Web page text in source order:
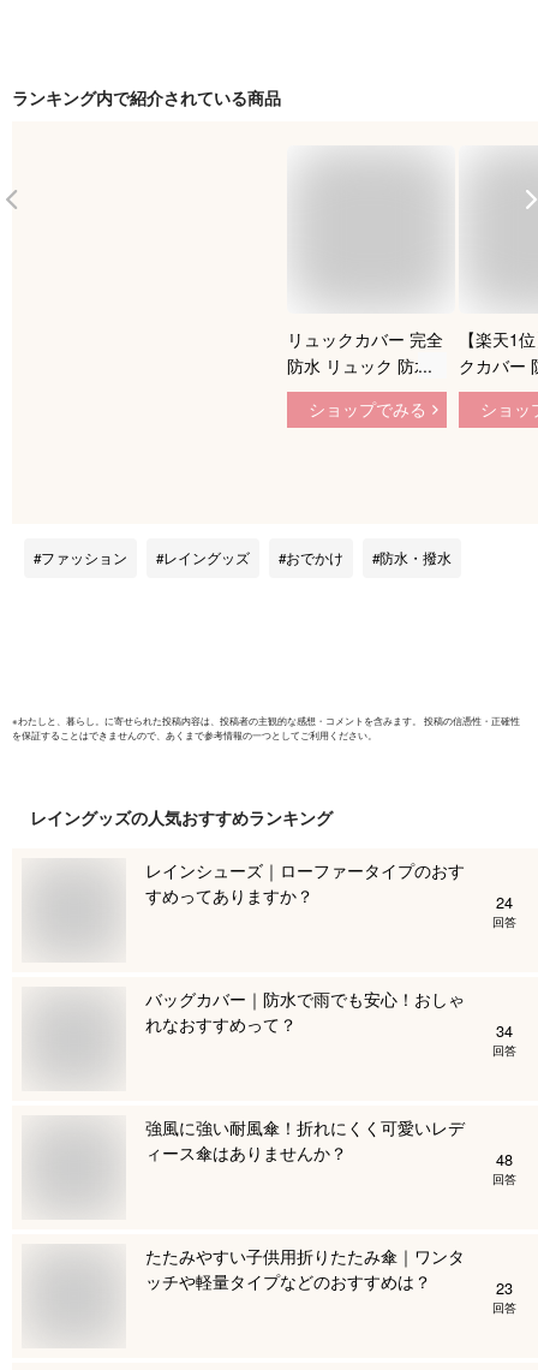
ランキング内で紹介されている商品
リュックカバー 完全
防水 リュック 防水
カバー 新登場・激薄
2.5mmマジックテー
ショップでみる
【楽天1
クカバー
ない バッ
レインカ
ショッ
ファッション レイングッズ おでかけ 防水・撥水
※わたしと、暮らし。 に寄せられた投稿内容は、投稿者の主観的な感想・コメントを含みます。 投稿の信憑性・正確性
を保証することはできませんので、あくまで参考情報の一つとしてご利用ください。
レイングッズの人気おすすめランキング
レインシューズ｜ローファータイプのおす
すめってありますか？
24
回答
バッグカバー｜防水で雨でも安心！おしゃ
れなおすすめって？
34
回答
強風に強い耐風傘！折れにくく可愛いレデ
ィース傘はありませんか？
48
回答
たたみやすい子供用折りたたみ傘｜ワンタ
ッチや軽量タイプなどのおすすめは？
23
回答